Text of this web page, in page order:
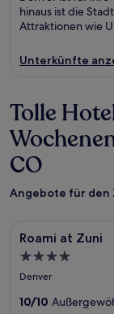
hinaus ist die
Attraktionen wie
Unterkünfte
Tolle
CO
Angebote für den
Bildergalerie
für
Roami
at
Zuni
Roami at Zuni
4.0-
Sterne-
Denver
10/10